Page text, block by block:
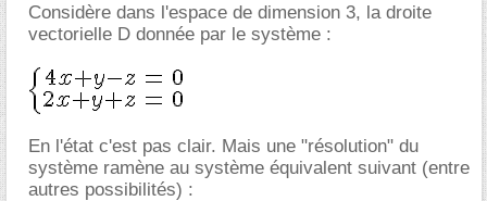
Considère dans l'espace de dimension 3, la droite
vectorielle D donnée par le système :
En l'état c'est pas clair. Mais une "résolution" du
système ramène au système équivalent suivant (entre
autres possibilités) :